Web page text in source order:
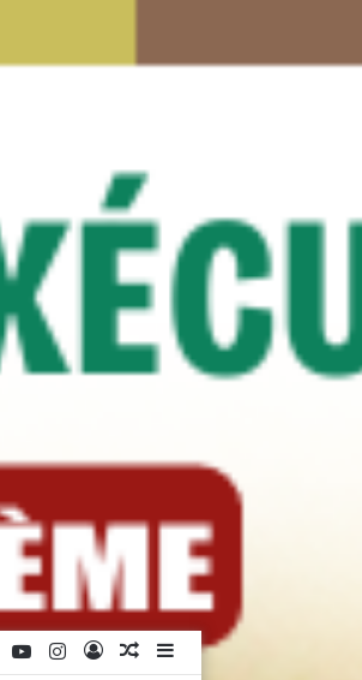
Sidebar
Article
Connexion
Instagram
YouTube
Twitter